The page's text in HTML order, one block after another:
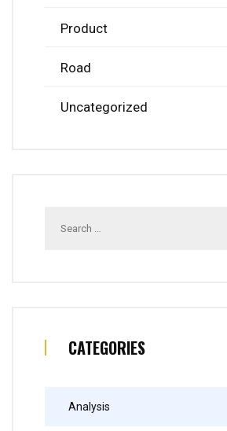
Product
Road
Uncategorized
for:
CATEGORIES
Analysis